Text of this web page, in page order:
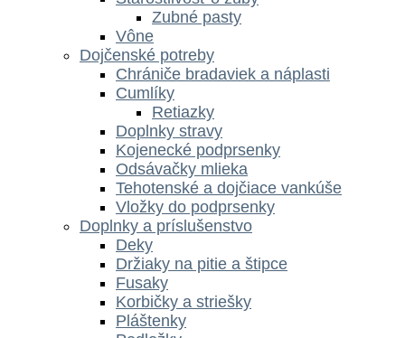
Zubné pasty
Vône
Dojčenské potreby
Chrániče bradaviek a náplasti
Cumlíky
Retiazky
Doplnky stravy
Kojenecké podprsenky
Odsávačky mlieka
Tehotenské a dojčiace vankúše
Vložky do podprsenky
Doplnky a príslušenstvo
Deky
Držiaky na pitie a štipce
Fusaky
Korbičky a striešky
Pláštenky